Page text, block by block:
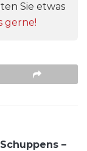
Sie etwas
gerne!
–